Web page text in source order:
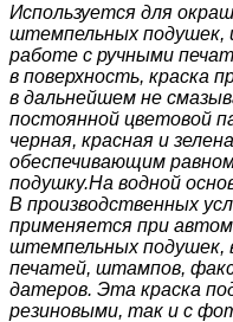
Используется для
штемпельных подушек,
работе с ручными
в поверхность, краска
в дальнейшем не
постоянной цветовой
черная, красная и
обеспечивающим
подушку.На водной
В производственных
применяется при
штемпельных подушек,
печатей, штампов,
датеров. Эта краска
резиновыми, так и с